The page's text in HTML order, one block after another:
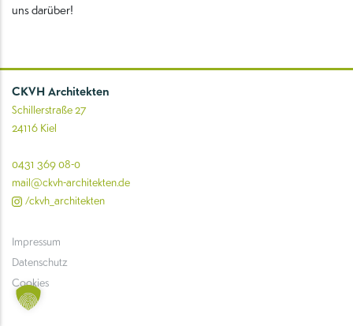
uns darüber!
CKVH Architekten
Schillerstraße 27
24116 Kiel
0431 369 08-0
mail@ckvh-architekten.de
/ckvh_architekten
Impressum
Datenschutz
Cookies